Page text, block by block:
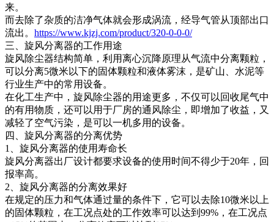
来。
而去除了杂质的洁净气体就会形成涡流，经导气管从顶部出口
流出。 https://www.kjzj.com/product/320-0-0-0/
三、旋风分离器的工作用途
旋风除尘器结构简单，利用离心沉降原理从气流中分离颗粒，
可以分离5微米以下的固体颗粒和液体雾沫，是矿山、水泥等
行业生产中的常用设备。
在化工生产中，旋风除尘器的用途更多，不仅可以回收尾气中
的有用物质，还可以用于厂房的通风除尘，即增加了收益，又
减轻了空气污染，是可以一机多用的设备。
四、旋风分离器的分离优势
1、旋风分离器的使用寿命长
旋风分离器出厂设计都要求设备的使用时间不得少于20年，回
报率高。
2、旋风分离器的分离效果好
在规定的压力和气体通过量的条件下，它可以去除10微米以上
的固体颗粒，在工况点处的工作效率可以达到99%，在工况点